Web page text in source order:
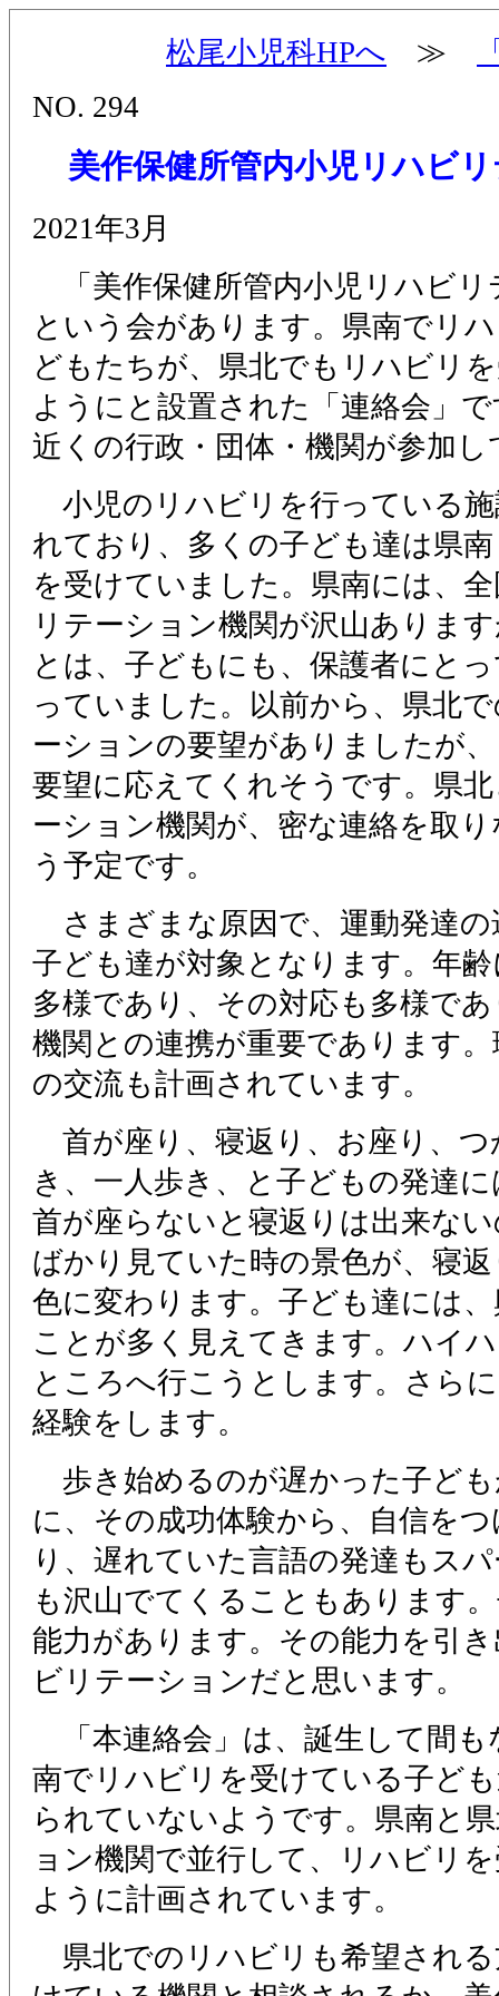
松尾小児科HPへ ≫
NO. 294
美作保健所管内小児リハビ
2021年3月
「美作保健所管内小児リハビリ
という会があります。県南でリ
どもたちが、県北でもリハビリ
ようにと設置された「連絡会」
近くの行政・団体・機関が参加
小児のリハビリを行っている
れており、多くの子ども達は県
を受けていました。県南には、
リテーション機関が沢山ありま
とは、子どもにも、保護者にと
っていました。以前から、県北
ーションの要望がありましたが
要望に応えてくれそうです。県
ーション機関が、密な連絡を取
う予定です。
さまざまな原因で、運動発達
子ども達が対象となります。年
多様であり、その対応も多様で
機関との連携が重要であります
の交流も計画されています。
首が座り、寝返り、お座り、つ
き、一人歩き、と子どもの発達
首が座らないと寝返りは出来な
ばかり見ていた時の景色が、寝
色に変わります。子ども達には
ことが多く見えてきます。ハイ
ところへ行こうとします。さら
経験をします。
歩き始めるのが遅かった子ど
に、その成功体験から、自信を
り、遅れていた言語の発達もス
も沢山でてくることもあります
能力があります。その能力を引
ビリテーションだと思います。
「本連絡会」は、誕生して間も
南でリハビリを受けている子ど
られていないようです。県南と
ョン機関で並行して、リハビリ
ように計画されています。
県北でのリハビリも希望され